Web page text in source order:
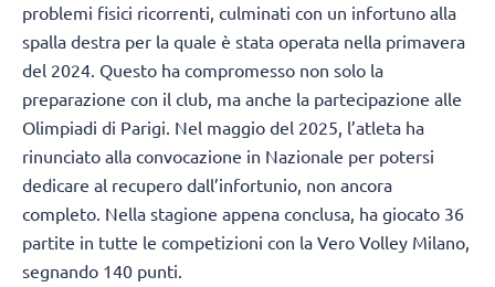
problemi fisici ricorrenti, culminati con un infortuno alla
spalla destra per la quale è stata operata nella primavera
del 2024. Questo ha compromesso non solo la
preparazione con il club, ma anche la partecipazione alle
Olimpiadi di Parigi. Nel maggio del 2025, l’atleta ha
rinunciato alla convocazione in Nazionale per potersi
dedicare al recupero dall’infortunio, non ancora
completo. Nella stagione appena conclusa, ha giocato 36
partite in tutte le competizioni con la Vero Volley Milano,
segnando 140 punti.